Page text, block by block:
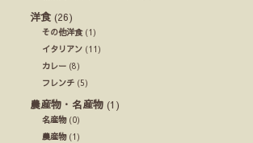
洋食 (26)
その他洋食(1)
イタリアン (11)
カレー (8)
フレンチ (5)
農産物・名産物 (1)
名産物(0)
農産物(1)